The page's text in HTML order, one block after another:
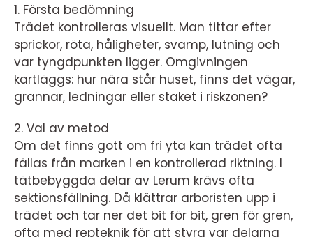
1. Första bedömning
Trädet kontrolleras visuellt. Man tittar efter
sprickor, röta, håligheter, svamp, lutning och
var tyngdpunkten ligger. Omgivningen
kartläggs: hur nära står huset, finns det vägar,
grannar, ledningar eller staket i riskzonen?
2. Val av metod
Om det finns gott om fri yta kan trädet ofta
fällas från marken i en kontrollerad riktning. I
tätbebyggda delar av Lerum krävs ofta
sektionsfällning. Då klättrar arboristen upp i
trädet och tar ner det bit för bit, gren för gren,
ofta med repteknik för att styra var delarna